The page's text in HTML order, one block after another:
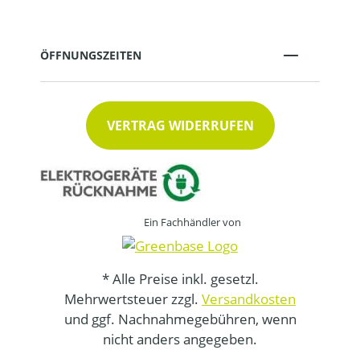
ÖFFNUNGSZEITEN
VERTRAG WIDERRUFEN
Ein Fachhändler von
* Alle Preise inkl. gesetzl.
Mehrwertsteuer zzgl. Versandkosten
und ggf. Nachnahmegebühren, wenn
nicht anders angegeben.